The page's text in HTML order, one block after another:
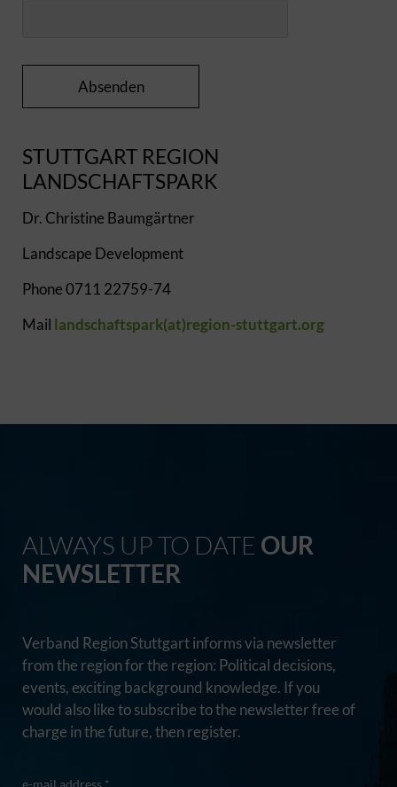
Absenden
STUTTGART REGION
LANDSCHAFTSPARK
Dr. Christine Baumgärtner
Landscape Development
Phone 0711 22759-74
Mail landschaftspark(at)region-stuttgart.org
ALWAYS UP TO DATE OUR
NEWSLETTER
Verband Region Stuttgart informs via newsletter
from the region for the region: Political decisions,
events, exciting background knowledge. If you
would also like to subscribe to the newsletter free of
charge in the future, then register.
e-mail address *